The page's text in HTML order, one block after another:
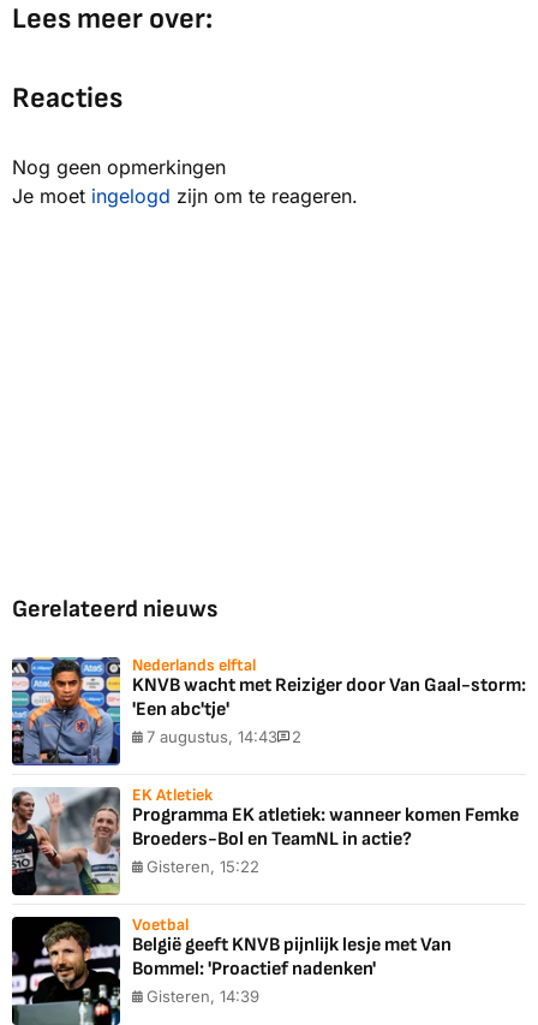
Lees meer over:
Reacties
Nog geen opmerkingen
Je moet ingelogd zijn om te reageren.
Gerelateerd nieuws
Nederlands elftal
KNVB wacht met Reiziger door Van Gaal-storm:
'Een abc'tje'
7 augustus, 14:43 2
EK Atletiek
Programma EK atletiek: wanneer komen Femke
Broeders-Bol en TeamNL in actie?
Gisteren, 15:22
Voetbal
België geeft KNVB pijnlijk lesje met Van
Bommel: 'Proactief nadenken'
Gisteren, 14:39